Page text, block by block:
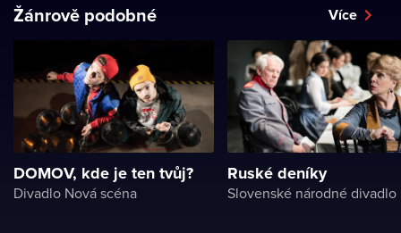
Žánrově podobné Více
DOMOV, kde je ten tvůj?
Divadlo Nová scéna
Ruské deníky
Slovenské národné divadlo